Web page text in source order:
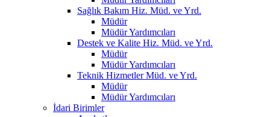
Sağlık Bakım Hiz. Müd. ve Yrd.
Müdür
Müdür Yardımcıları
Destek ve Kalite Hiz. Müd. ve Yrd.
Müdür
Müdür Yardımcıları
Teknik Hizmetler Müd. ve Yrd.
Müdür
Müdür Yardımcıları
İdari Birimler